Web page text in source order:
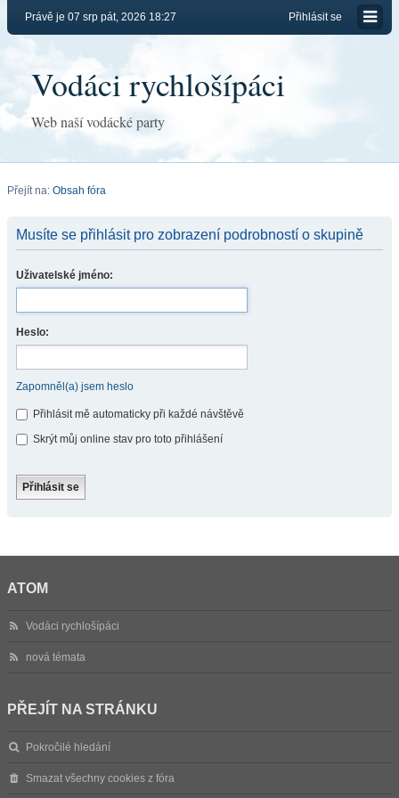
Přihlásit se
Právě je 07 srp pát, 2026 18:27
Vodáci rychlošípáci
Web naší vodácké party
Přejít na: Obsah fóra
Musíte se přihlásit pro zobrazení podrobností o skupině
Uživatelské jméno:
Heslo:
Zapomněl(a) jsem heslo
Přihlásit mě automaticky při každé návštěvě
Skrýt můj online stav pro toto přihlášení
ATOM
Vodáci rychlošípáci
nová témata
PŘEJÍT NA STRÁNKU
Pokročilé hledání
Smazat všechny cookies z fóra